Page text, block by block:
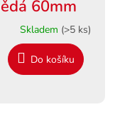
60mm
Skladem (>5 ks)
Do košíku